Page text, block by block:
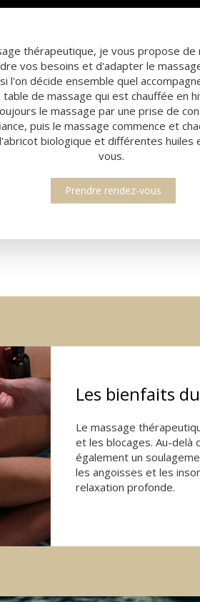
thérapeutique, je vous propose
vos besoins et d'adapter le
l'on décide ensemble quel
de massage qui est chauffée en
le massage par une prise de
puis le massage commence et
biologique et différentes
vous.
Prendre rendez-vous
Les bienfaits
Le massage
et les blocages. Au-delà
également un
les angoisses et les
relaxation profonde.